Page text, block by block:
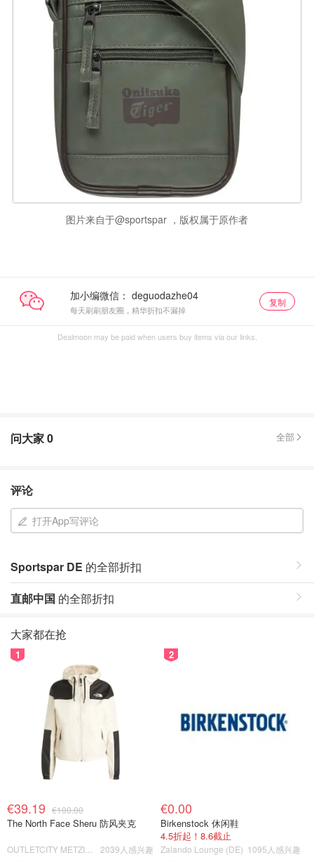
图片来自于@sportspar ，版权属于原作者
加小编微信：
每天刷刷朋友圈，精华折扣不漏掉
复制
Dealmoon may be paid when users buy items via our links.
问大家0 全部
评论
打开App写评论
Sportspar DE 的全部折扣
直邮中国 的全部折扣
大家都在抢
1
€39.19 €100.00
The North Face Sheru 防风夹克
2039人感兴趣
2
€0.00
Birkenstock 休闲鞋
4.5折起！8.6截止
Zalando Lounge (DE) 1095人感兴趣